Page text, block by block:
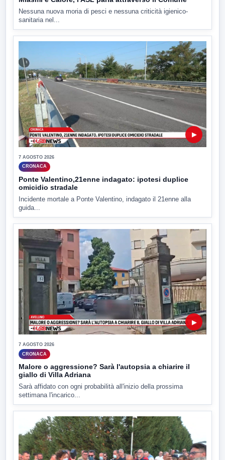
Nessuna nuova moria di pesci e nessuna criticità igienico-
sanitaria nel...
▶
7 AGOSTO 2026
CRONACA
Ponte Valentino,21enne indagato: ipotesi duplice
omicidio stradale
Incidente mortale a Ponte Valentino, indagato il 21enne alla
guida...
▶
7 AGOSTO 2026
CRONACA
Malore o aggressione? Sarà l'autopsia a chiarire il
giallo di Villa Adriana
Sarà affidato con ogni probabilità all'inizio della prossima
settimana l'incarico...